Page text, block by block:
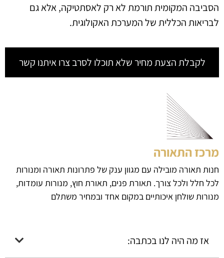
הסביבה המקומית תורמת לא רק לאסתטיקה, אלא גם
לבריאות הכללית של המערכת האקולוגית.
לקבלת הצעת מחיר שלא תוכלו לסרב צרו איתנו קשר
מרכז התאורה
חנות תאורה מובילה עם מגוון ענק של פתרונות תאורה ומנורות
לכל חלל ולכל צורך. תאורת פנים, תאורת חוץ, מנורות עומדות,
מנורות שולחן איכותיים במקום אחד ובמחיר משתלם
אז מה היה לנו בכתבה: